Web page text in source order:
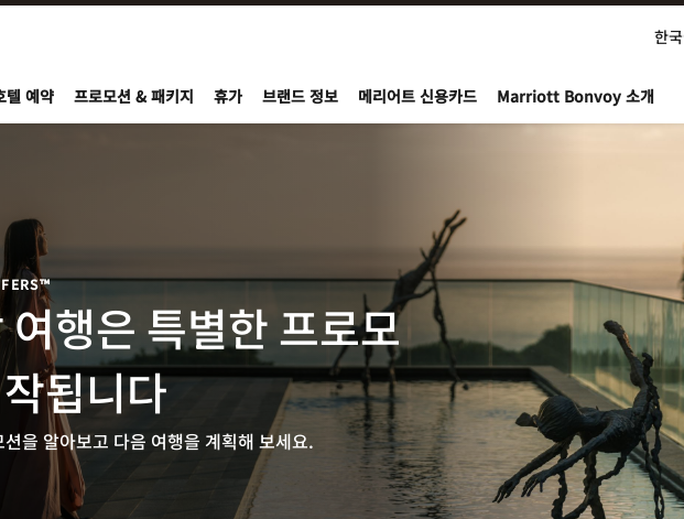
Bonvoy
한
텔 예약 프로모션 & 패키지 휴가 브랜드 정보 메리어트 신용카드 Marriott Bonvoy 소개
여행은 특별한 프로모
됩니다
을 알아보고 다음 여행을 계획해 보세요.